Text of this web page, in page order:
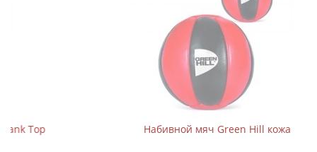
Набивной мяч Green Hill кожа